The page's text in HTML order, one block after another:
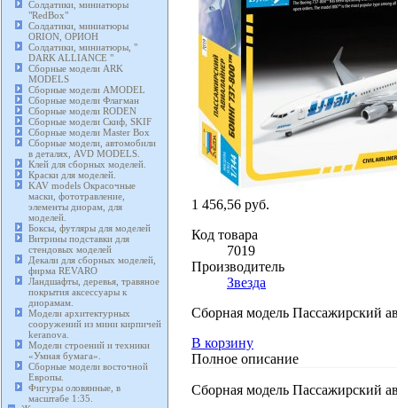
Солдатики, миниатюры
"RedBox"
Солдатики, миниатюры
ORION, ОРИОН
Солдатики, миниатюры, "
DARK ALLIANCE "
Сборные модели ARK
MODELS
Сборные модели AMODEL
Сборные модели Флагман
Сборные модели RODEN
Сборные модели Скиф, SKIF
Сборные модели Master Box
Сборные модели, автомобили
в деталях, AVD MODELS.
Клей для сборных моделей.
Краски для моделей.
KAV models Окрасочные
маски, фототравление,
элементы диорам, для
моделей.
Боксы, футляры для моделей
Витрины подставки для
стендовых моделей
Декали для сборных моделей,
фирма REVARO
Ландшафты, деревья, травяное
покрытия аксессуары к
диорамам.
Модели архитектурных
сооружений из мини кирпичей
keranova.
Модели строений и техники
«Умная бумага».
Сборные модели восточной
Европы.
Фигуры оловянные, в
масштабе 1:35.
1 456,56 руб.
Код товара
7019
Производитель
Звезда
Сборная модель Пассажирский
В корзину
Полное описание
Сборная модель Пассажирский